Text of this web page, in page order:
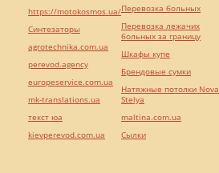
https://motokosmos.ua/
Синтезаторы
agrotechnika.com.ua
perevod.agency
europeservice.com.ua
mk-translations.ua
текст юа
kievperevod.com.ua
Перевозка больных
Перевозка лежачих
больных за границу
Шкафы купе
Брендовые сумки
Натяжные потолки Nova
Stelya
maltina.com.ua
Cылки